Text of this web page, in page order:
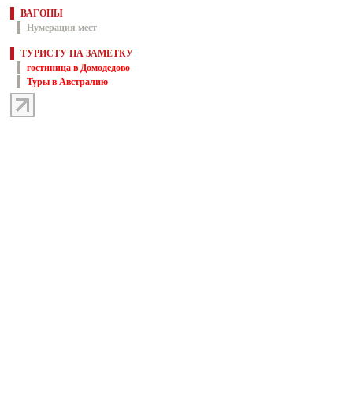
ВАГОНЫ
Нумерация мест
ТУРИСТУ НА ЗАМЕТКУ
гостиница в Домодедово
Туры в Австралию